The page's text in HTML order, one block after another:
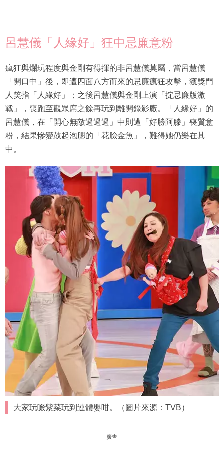
呂慧儀「人緣好」狂中忌廉意粉
瘋狂與爛玩程度與金剛有得揮的非呂慧儀莫屬，當呂慧儀
「開口中」後，即遭四面八方而來的忌廉瘋狂攻擊，獲獎門
人笑指「人緣好」；之後呂慧儀與金剛上演「掟忌廉版激
戰」，喪跑至觀眾席之餘再玩到離開錄影廠。「人緣好」的
呂慧儀，在「開心無敵過過過」中則遭「好勝阿滕」喪質意
粉，結果慘變鼓起泡腮的「花臉金魚」，難得她仍樂在其
中。
大家玩啜紫菜玩到連體嬰咁。（圖片來源：TVB）
廣告